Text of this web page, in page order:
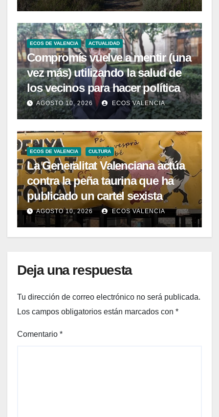
ECOS DE VALENCIA ACTUALIDAD
Compromís vuelve a mentir (una
vez más) utilizando la salud de
los vecinos para hacer política
AGOSTO 10, 2026 ECOS VALENCIA
ECOS DE VALENCIA CULTURA
La Generalitat Valenciana actúa
contra la peña taurina que ha
publicado un cartel sexista
AGOSTO 10, 2026 ECOS VALENCIA
Deja una respuesta
Tu dirección de correo electrónico no será publicada.
Los campos obligatorios están marcados con *
Comentario *